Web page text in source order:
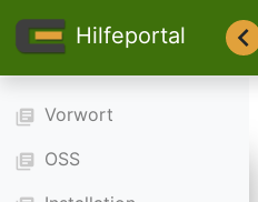
Hilfeportal
library_books Vorwort
library_books OSS